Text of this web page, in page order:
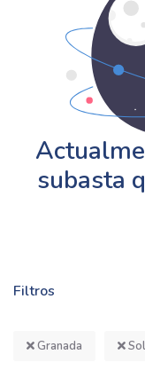
Filtros
Granada
subasta